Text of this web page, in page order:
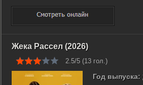
кандидат наук, вынужден торговать
Марина пытается прокормить семью.
их дети станут взрослыми, а в ...
Жека Рассел (2026)
2.5/5 (13 гол.)
Год выпуска: